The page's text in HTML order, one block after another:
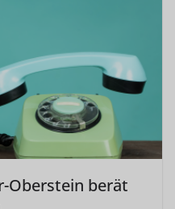
Oberstein berät